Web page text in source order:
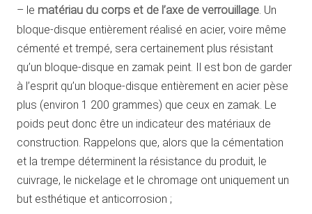
– le matériau du corps et de l’axe de verrouillage . Un
bloque-disque entièrement réalisé en acier, voire même
cémenté et trempé, sera certainement plus résistant
qu’un bloque-disque en zamak peint. Il est bon de garder
à l’esprit qu’un bloque-disque entièrement en acier pèse
plus (environ 1 200 grammes) que ceux en zamak. Le
poids peut donc être un indicateur des matériaux de
construction. Rappelons que, alors que la cémentation
et la trempe déterminent la résistance du produit, le
cuivrage, le nickelage et le chromage ont uniquement un
but esthétique et anticorrosion ;